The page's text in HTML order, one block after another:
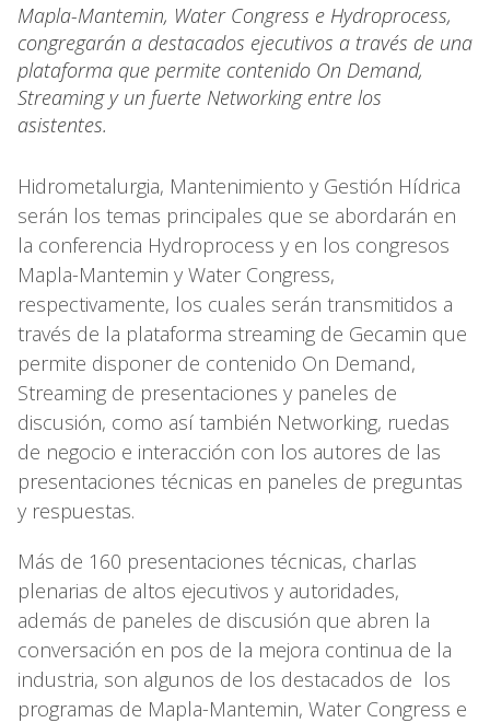
Mapla-Mantemin, Water Congress e Hydroprocess,
congregarán a destacados ejecutivos a través de una
plataforma que permite contenido On Demand,
Streaming y un fuerte Networking entre los
asistentes.
Hidrometalurgia, Mantenimiento y Gestión Hídrica
serán los temas principales que se abordarán en
la conferencia Hydroprocess y en los congresos
Mapla-Mantemin y Water Congress,
respectivamente, los cuales serán transmitidos a
través de la plataforma streaming de Gecamin que
permite disponer de contenido On Demand,
Streaming de presentaciones y paneles de
discusión, como así también Networking, ruedas
de negocio e interacción con los autores de las
presentaciones técnicas en paneles de preguntas
y respuestas.
Más de 160 presentaciones técnicas, charlas
plenarias de altos ejecutivos y autoridades,
además de paneles de discusión que abren la
conversación en pos de la mejora continua de la
industria, son algunos de los destacados de los
programas de Mapla-Mantemin, Water Congress e